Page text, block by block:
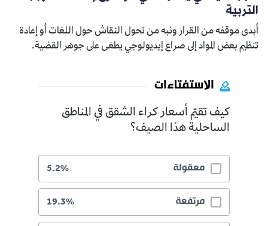
التربية
أبدى موقفه من القرار ونبه من تحول النقاش حول اللغات أو إعادة
تنظيم بعض المواد إلى صراع إيديولوجي يطغى على جوهر القضية.
الاستفتاءات
كيف تقيّم أسعار كراء الشقق في المناطق
الساحلية هذا الصيف؟
معقولة 5.2%
مرتفعة 19.3%